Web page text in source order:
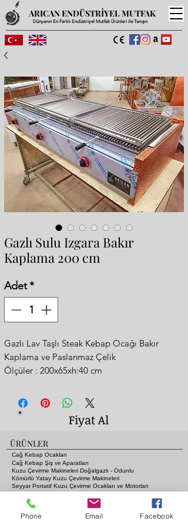
Dünyanın En Farklı Endüstriyel Mutfak Ürünleri ile Tanışın
ARICAN ENDÜSTRİYEL MUTFAK
Gazlı Sulu Izgara Bakır
Kaplama 200 cm
Adet*
Gazlı Lav Taşlı Steak Kebap Ocağı Bakır
Kaplama ve Paslanmaz Çelik
Ölçüler : 200x65xh:40 cm
-Alevlenme Yapmaz Özel Tasarım Izgaralar
-Adana Kebap ve Şiş Kebaplar
Kebapları Pişirebilirsiniz
-Komple Paslanmaz Çelik
-2 Yıl Garanti
-Tüm Avrupaya 10 Gün İçinde
-Lpg, Propan veya Doğalgaz
-Ce Belgeli
-Tüm Yüzeyde Eşit Sıcaklık
-Şiş Kebapların Pişme Süresi Ortalama 12
Fiyat Al
ÜRÜNLER
Cağ Kebap Ocakları
Cağ Kebap Şiş ve Aparatları
Kuzu Çevirme Makineleri Doğalgazlı - Odunlu
Kömürlü Yatay Kuzu Çevirme Makineleri
Seyyar Portatif Kuzu Çevirme Ocakları ve Motorları
Fanlı Isıtıcı Sobalara Odun - Kömür - Gaz - Elektrik
Kebap Şişleri ve Mangal Aksesuarları
Pide Fırınları
Phone Email Facebook